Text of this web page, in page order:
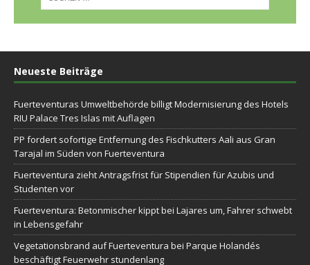
Neueste Beiträge
Fuerteventuras Umweltbehörde billigt Modernisierung des Hotels
RIU Palace Tres Islas mit Auflagen
PP fordert sofortige Entfernung des Fischkutters Aali aus Gran
Tarajal im Süden von Fuerteventura
Fuerteventura zieht Antragsfrist für Stipendien für Azubis und
Studenten vor
Fuerteventura: Betonmischer kippt bei Lajares um, Fahrer schwebt
in Lebensgefahr
Vegetationsbrand auf Fuerteventura bei Parque Holandés
beschäftigt Feuerwehr stundenlang